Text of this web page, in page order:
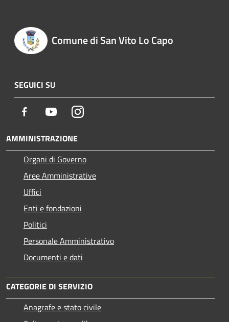
Comune di San Vito Lo Capo
SEGUICI SU
Facebook YoutubeInstagram
AMMINISTRAZIONE
Organi di Governo
Aree Amministrative
Uffici
Enti e fondazioni
Politici
Personale Amministrativo
Documenti e dati
CATEGORIE DI SERVIZIO
Anagrafe e stato civile